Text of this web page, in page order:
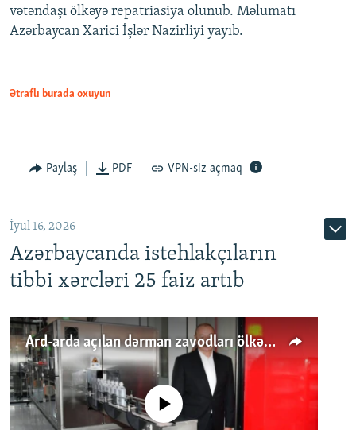
vətəndaşı ölkəyə repatriasiya olunub. Məlumatı
Azərbaycan Xarici İşlər Nazirliyi yayıb.
Ətraflı burada oxuyun
Paylaş PDF VPN-siz açmaq
İyul 16, 2026
Azərbaycanda istehlakçıların
tibbi xərcləri 25 faiz artıb
Ard-arda açılan dərman zavodları ölkənin tələbatını ödəyirmi?
No media source currently available